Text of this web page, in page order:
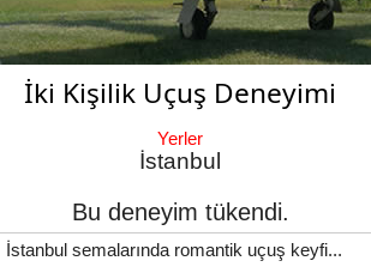
İki Kişilik Uçuş Deneyimi
Yerler
İstanbul
Bu deneyim tükendi.
İstanbul semalarında romantik uçuş keyfi...